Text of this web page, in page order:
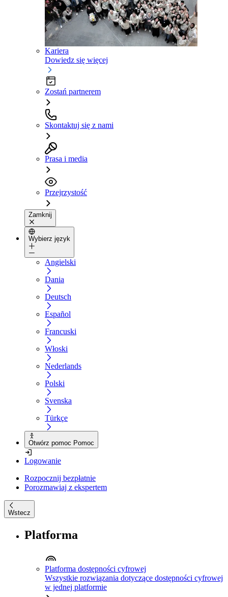
Kariera
Dowiedz się więcej
Zostań partnerem
Skontaktuj się z nami
Prasa i media
Przejrzystość
Zamknij
Wybierz język
Angielski
Dania
Deutsch
Español
Francuski
Włoski
Nederlands
Polski
Svenska
Türkçe
Otwórz pomoc Pomoc
Logowanie
Rozpocznij bezpłatnie
Porozmawiaj z ekspertem
Wstecz
Platforma
Platforma dostępności cyfrowej
Wszystkie rozwiązania dotyczące dostępności cyfrowej
w jednej platformie